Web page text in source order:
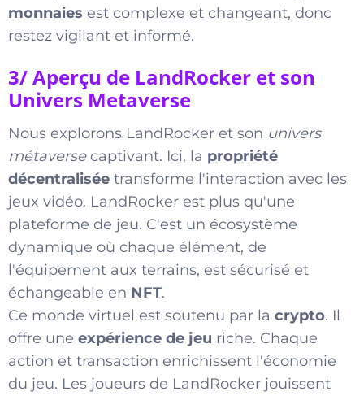
monnaies est complexe et changeant, donc
restez vigilant et informé.
3/ Aperçu de LandRocker et son
Univers Metaverse
Nous explorons LandRocker et son univers
métaversecaptivant. Ici, la propriété
décentralisée transforme l'interaction avec les
jeux vidéo. LandRocker est plus qu'une
plateforme de jeu. C'est un écosystème
dynamique où chaque élément, de
l'équipement aux terrains, est sécurisé et
échangeable en NFT.
Ce monde virtuel est soutenu par la crypto. Il
offre une expérience de jeu riche. Chaque
action et transaction enrichissent l'économie
du jeu. Les joueurs de LandRocker jouissent